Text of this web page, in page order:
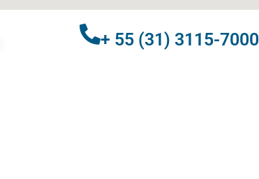
+ 55 (31) 3115-7000​